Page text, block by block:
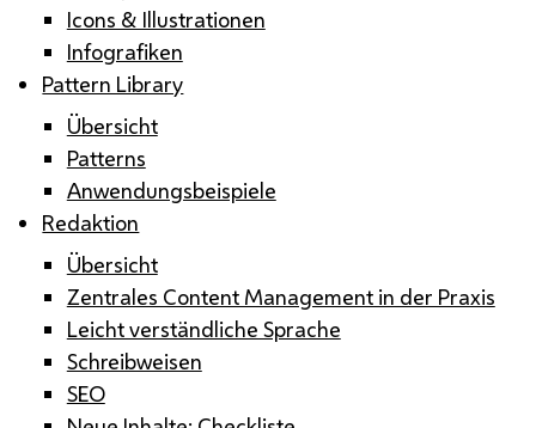
Icons & Illustrationen
Infografiken
Pattern Library
Übersicht
Patterns
Anwendungsbeispiele
Redaktion
Übersicht
Zentrales Content Management in der Praxis
Leicht verständliche Sprache
Schreibweisen
SEO